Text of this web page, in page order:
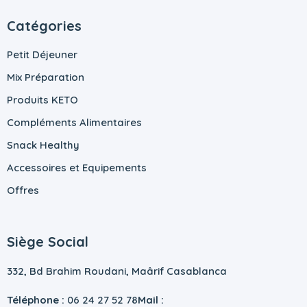
Catégories
Petit Déjeuner
Mix Préparation
Produits KETO
Compléments Alimentaires
Snack Healthy
Accessoires et Equipements
Offres
Siège Social
332, Bd Brahim Roudani, Maârif Casablanca
Téléphone : 06 24 27 52 78Mail :